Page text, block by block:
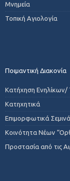
Μνημεία
Τοπική Αγιολογία
Ποιμαντική Διακονία
Κατήχηση Ενηλίκων/
Κατηχητικά
Επιμορφωτικά
Κοινότητα Νέων
Προστασία από τις